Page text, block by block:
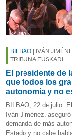
BILBAO | IVÁN
TRIBUNA EUSKADI
El presidente de
que todos los
autonomía y no
BILBAO, 22 de julio.
Iván Jiménez, aseguró
demanda de más
Estado y no cabe